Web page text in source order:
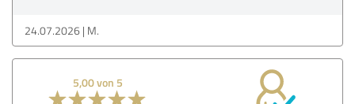
24.07.2026 M.
5,00 von 5